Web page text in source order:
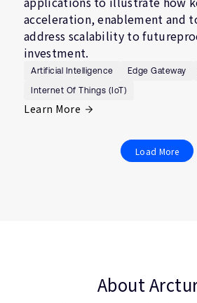
acceleration, enablement and
address scalability to
investment.
Artificial Intelligence Edge Gateway
Internet Of Things (IoT)
Learn More
Load More
About